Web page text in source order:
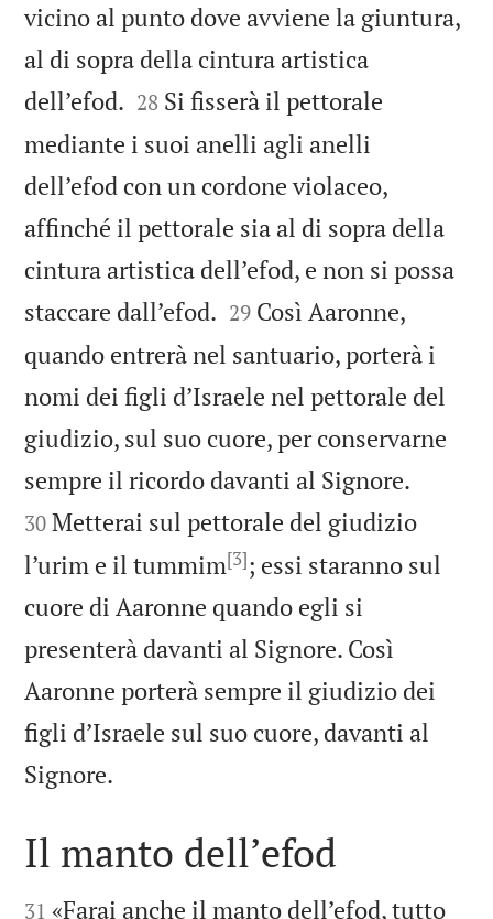
vicino al punto dove avviene la giuntura,
al di sopra della cintura artistica
dell’efod. 

28 Si fisserà il pettorale
mediante i suoi anelli agli anelli
dell’efod con un cordone violaceo,
affinché il pettorale sia al di sopra della
cintura artistica dell’efod, e non si possa
staccare dall’efod. 

29 Così Aaronne,
quando entrerà nel santuario, porterà i
nomi dei figli d’Israele nel pettorale del
giudizio, sul suo cuore, per conservarne
sempre il ricordo davanti al Signore.
30 Metterai sul pettorale del giudizio
l’urim e il tummim[3]; essi staranno sul
cuore di Aaronne quando egli si
presenterà davanti al Signore. Così
Aaronne porterà sempre il giudizio dei
figli d’Israele sul suo cuore, davanti al
Signore.
Il manto dell’efod

31 «Farai anche il manto dell’efod, tutto